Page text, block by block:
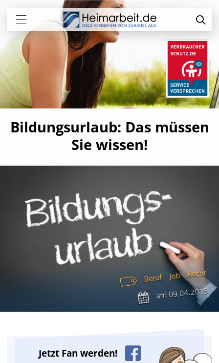
Bildungsurlaub: Das müssen
Sie wissen!
Beruf Job Recht
am09.04.2015
Jetzt Fan werden!